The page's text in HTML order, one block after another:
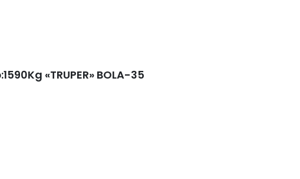
«TRUPER» BOLA-35